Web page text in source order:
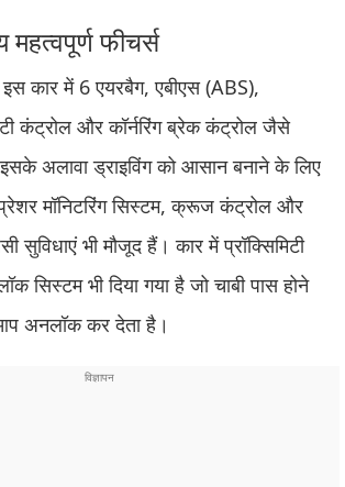
फीचर्स
कार में 6 एयरबैग, एबीएस (ABS),
कंट्रोल और कॉर्नरिंग ब्रेक कंट्रोल जैसे
अलावा ड्राइविंग को आसान बनाने के लिए
मॉनिटरिंग सिस्टम, क्रूज कंट्रोल और
सुविधाएं भी मौजूद हैं। कार में प्रॉक्सिमिटी
सिस्टम भी दिया गया है जो चाबी पास होने
अनलॉक कर देता है।